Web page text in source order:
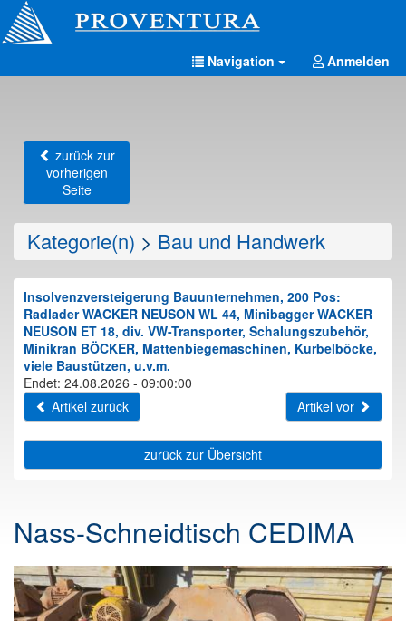
Navigation Anmelden
zurück zur
vorherigen
Seite
Kategorie(n) > Bau und Handwerk
Insolvenzversteigerung Bauunternehmen, 200 Pos:
Radlader WACKER NEUSON WL 44, Minibagger WACKER
NEUSON ET 18, div. VW-Transporter, Schalungszubehör,
Minikran BÖCKER, Mattenbiegemaschinen, Kurbelböcke,
viele Baustützen, u.v.m.
Endet: 24.08.2026 - 09:00:00
Artikel zurück
Artikel vor
zurück zur Übersicht
Nass-Schneidtisch CEDIMA